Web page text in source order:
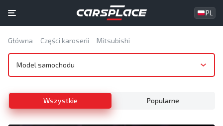
PL
Główna Części karoserii Mitsubishi
Model samochodu
Wszystkie Popularne